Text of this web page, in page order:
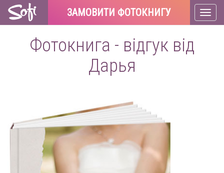
ЗАМОВИТИ ФОТОКНИГУ
Фотокнига - відгук від
Дарья